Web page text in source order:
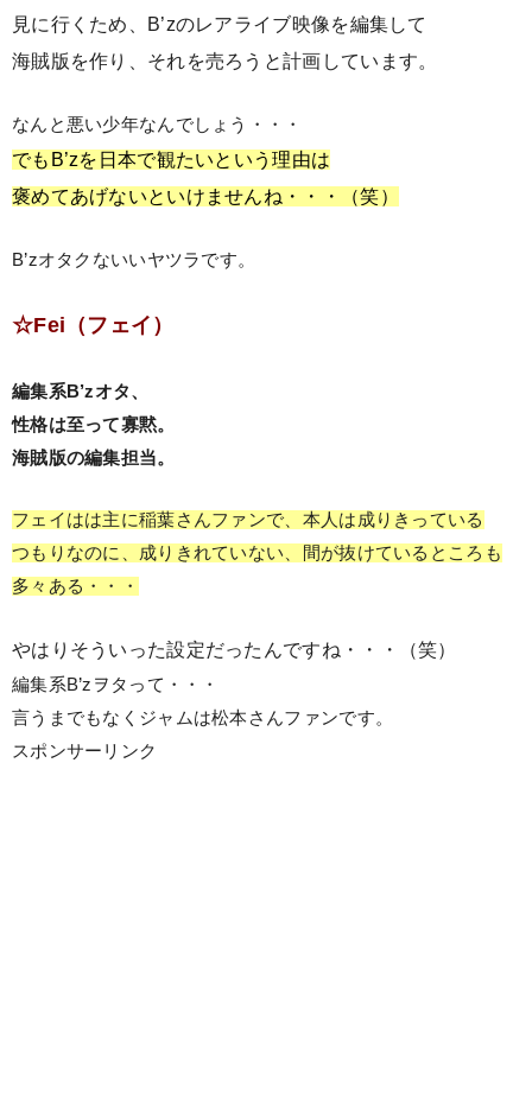
見に行くため、B’zのレアライブ映像を編集して
海賊版を作り、それを売ろうと計画しています。
なんと悪い少年なんでしょう・・・
でもB’zを日本で観たいという理由は
褒めてあげないといけませんね・・・（笑）
B’zオタクないいヤツラです。
☆Fei（フェイ）
編集系B’zオタ、
性格は至って寡黙。
海賊版の編集担当。
フェイはは主に稲葉さんファンで、本人は成りきっている
つもりなのに、成りきれていない、間が抜けているところも
多々ある・・・
やはりそういった設定だったんですね・・・（笑）
編集系B’zヲタって・・・
言うまでもなくジャムは松本さんファンです。
スポンサーリンク